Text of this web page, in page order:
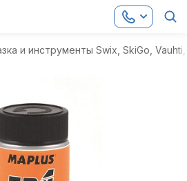
и инструменты Swix, SkiGo,